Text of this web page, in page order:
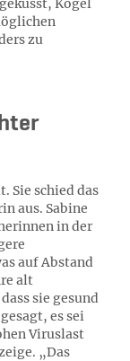
Kögel
zu
Sie schied das
aus. Sabine
in der
auf Abstand
alt
sie gesund
es sei
Viruslast
„Das